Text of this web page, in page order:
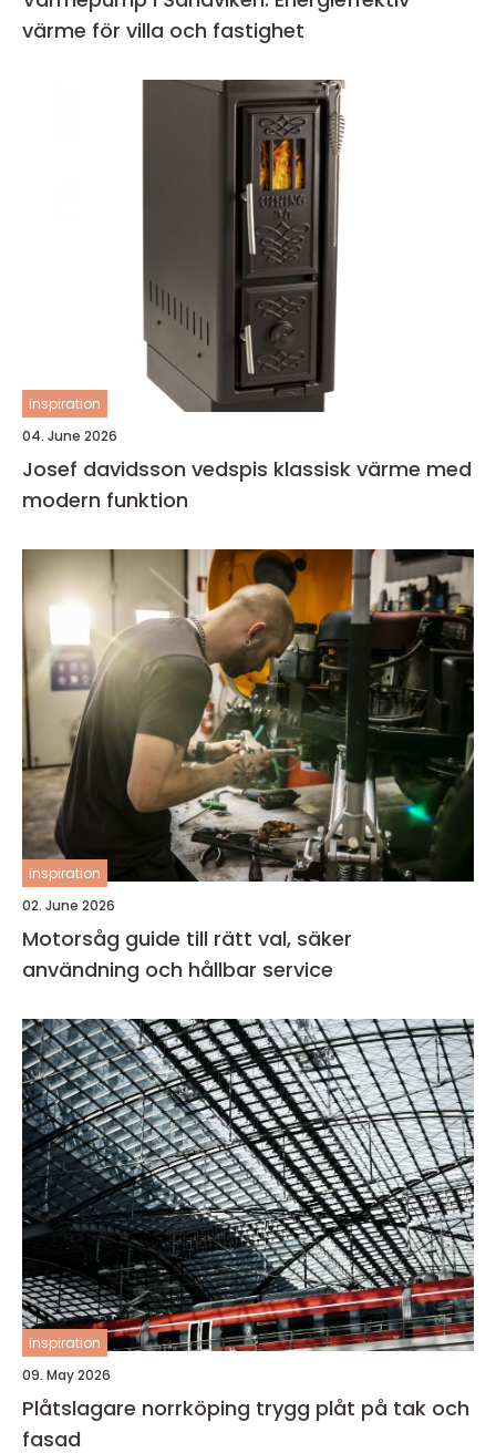
värme för villa och fastighet
inspiration
04. June 2026
Josef davidsson vedspis klassisk värme med
modern funktion
inspiration
02. June 2026
Motorsåg guide till rätt val, säker
användning och hållbar service
inspiration
09. May 2026
Plåtslagare norrköping trygg plåt på tak och
fasad